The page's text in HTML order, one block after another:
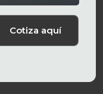
Cotiza aquí